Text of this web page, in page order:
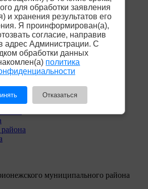
для обработки заявления
и хранения результатов его
Я проинформирован(а),
согласие, направив
адрес Администрации. С
обработки данных
политика
Отказаться
комиссия
муниципального района